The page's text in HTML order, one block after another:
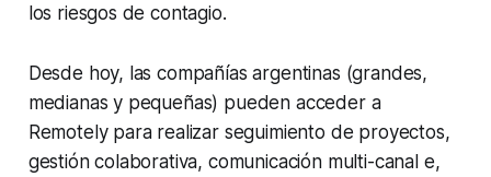
los riesgos de contagio.
Desde hoy, las compañías argentinas (grandes,
medianas y pequeñas) pueden acceder a
Remotely para realizar seguimiento de proyectos,
gestión colaborativa, comunicación multi-canal e,